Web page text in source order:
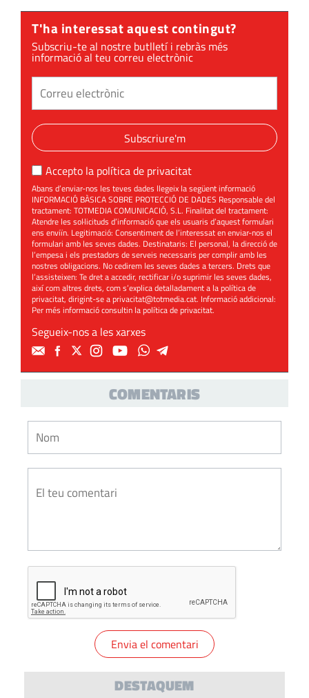
T'ha interessat aquest contingut?
Subscriu-te al nostre butlletí i rebràs més
informació al teu correu electrònic
Subscriure'm
Accepto la política de privacitat
Abans d’enviar-nos les teves dades llegeix la següent informació
INFORMACIÓ BÀSICA SOBRE PROTECCIÓ DE DADES Responsable del
tractament: TOTMEDIA COMUNICACIÓ, S.L. Finalitat del tractament:
Atendre les sol·licituds d’informació que els usuaris d’aquest formulari
ens enviïn. Legitimació: Consentiment de l’interessat en enviar-nos el
formulari amb les seves dades. Destinataris: El personal, la direcció de
l’empesa i els prestadors de serveis necessaris per complir amb les
nostres obligacions. No cedirem les seves dades a tercers. Drets que
l’assisteixen: Te dret a accedir, rectificar i/o suprimir les seves dades,
així com altres drets, com s’explica detalladament a la política de
privacitat, dirigint-se aprivacitat@totmedia.cat. Informació addicional:
Per més informació consultin lapolítica de privacitat.
Segueix-nos a les xarxes
COMENTARIS
DESTAQUEM